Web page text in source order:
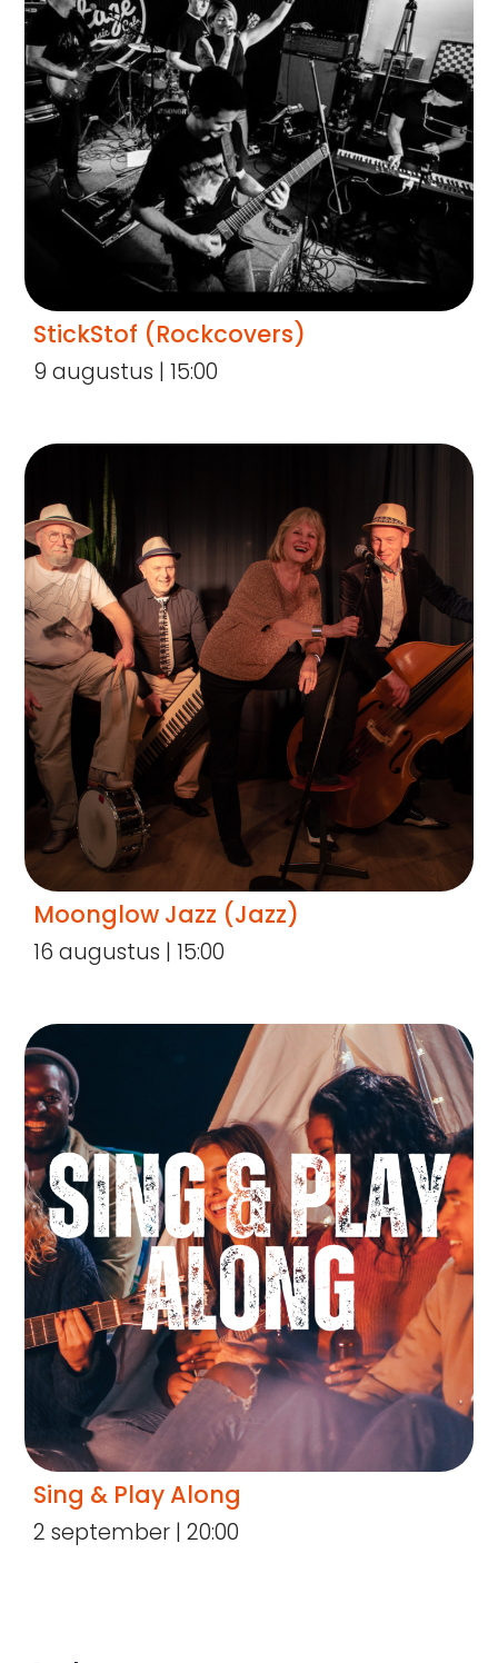
StickStof (Rockcovers)
9 augustus | 15:00
Moonglow Jazz (Jazz)
16 augustus | 15:00
Sing & Play Along
2 september | 20:00